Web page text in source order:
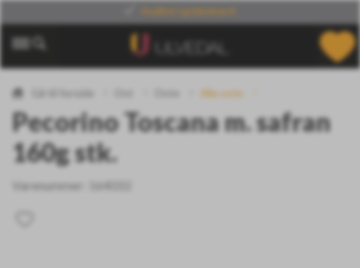
Alle oste
Pecorino Toscana m. safran
160g stk.
Varenummer: